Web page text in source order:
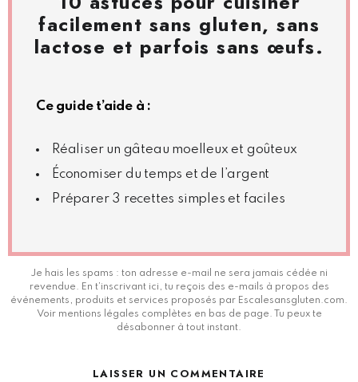
facilement sans gluten, sans
lactose et parfois sans œufs.
Ce guide t’aide à :
Réaliser un gâteau moelleux et goûteux
Économiser du temps et de l’argent
Préparer 3 recettes simples et faciles
Je hais les spams : ton adresse e-mail ne sera jamais cédée ni
revendue. En t’inscrivant ici, tu reçois des e-mails à propos des
événements, produits et services proposés par Escalesansgluten.com.
Voir mentions légales complètes en bas de page. Tu peux te
désabonner à tout instant.
LAISSER UN COMMENTAIRE